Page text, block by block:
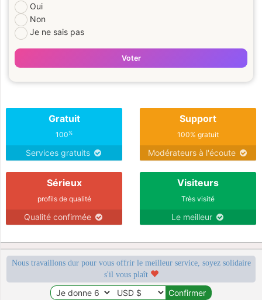
Oui
Non
Je ne sais pas
Voter
Gratuit
100%
Services gratuits
Support
100% gratuit
Modérateurs à l'écoute
Sérieux
profils de qualité
Qualité confirmée
Visiteurs
Très visité
Le meilleur
Nous travaillons dur pour vous offrir le meilleur service, soyez solidaire
s'il vous plaît